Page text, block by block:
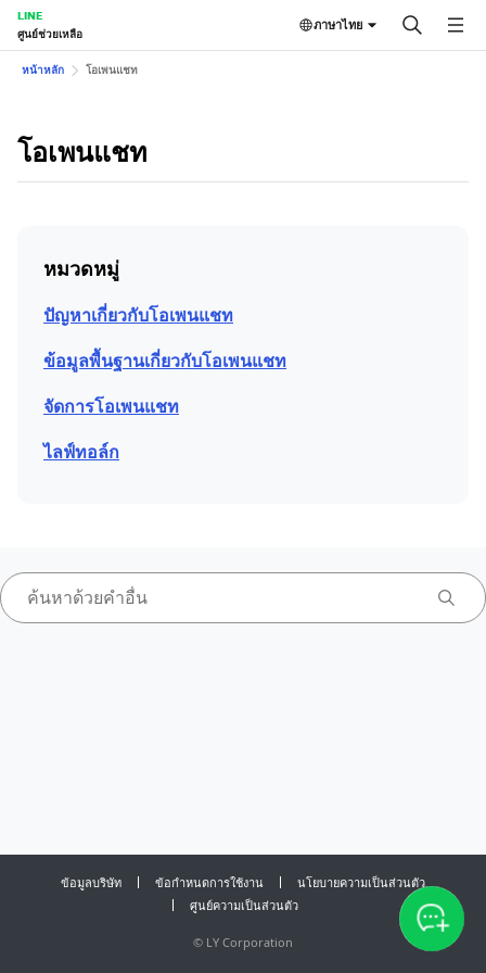
LINE
ศูนย์ช่วยเหลือ
ภาษาไทย
หน้าหลัก โอเพนแชท
โอเพนแชท
หมวดหมู่
ปัญหาเกี่ยวกับโอเพนแชท
ข้อมูลพื้นฐานเกี่ยวกับโอเพนแชท
จัดการโอเพนแชท
ไลฟ์ทอล์ก
ข้อมูลบริษัท ข้อกำหนดการใช้งาน
นโยบายความเป็นส่วนตัว
ศูนย์ความเป็นส่วนตัว
© LY Corporation